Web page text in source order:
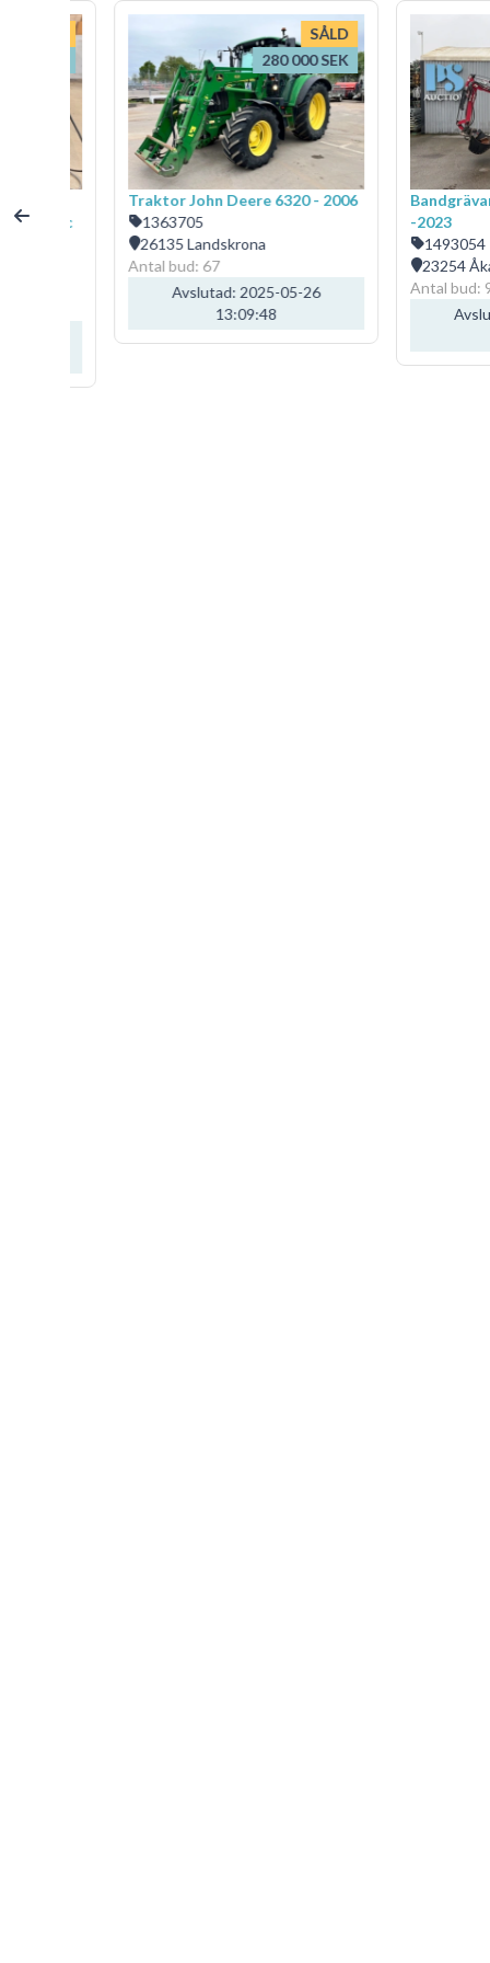
SÅLD
280 000 SEK
Traktor John Deere 6320 - 2006
1363705
26135 Landskrona
Antal bud: 67
Avslutad: 2025-05-26
13:09:48
Bandgrävare
-2023
1493054
23254 Åkarp
Antal bud: 90